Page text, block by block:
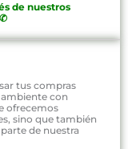
de nuestros
tus compras
con
ofrecemos
sino que también
de nuestra